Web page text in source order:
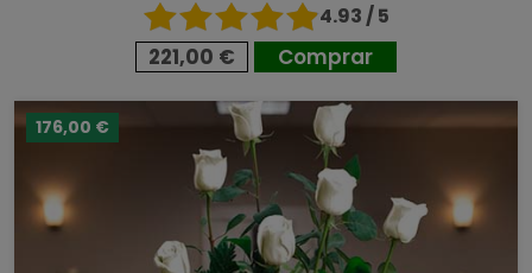
4.93 / 5
221,00 € Comprar
176,00 €